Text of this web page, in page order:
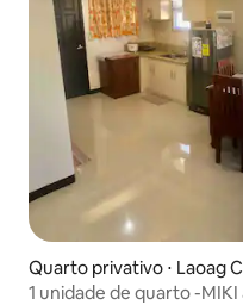
Quarto privativo ⋅ Laoag
1 unidade de quarto -